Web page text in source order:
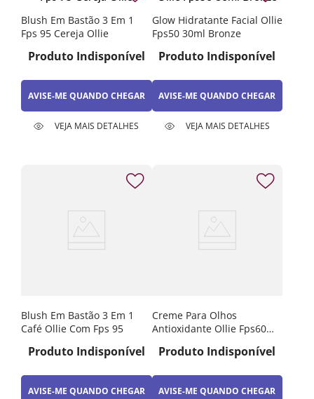
Blush Em Bastão 3 Em 1
Fps 95 Cereja Ollie
Produto Indisponível
AVISE-ME QUANDO CHEGAR
VEJA MAIS DETALHES
Glow Hidratante Facial Ollie
Fps50 30ml Bronze
Produto Indisponível
AVISE-ME QUANDO CHEGAR
VEJA MAIS DETALHES
Blush Em Bastão 3 Em 1
Café Ollie Com Fps 95
Produto Indisponível
AVISE-ME QUANDO CHEGAR
Creme Para Olhos
Antioxidante Ollie Fps60
Produto Indisponível
AVISE-ME QUANDO CHEGAR